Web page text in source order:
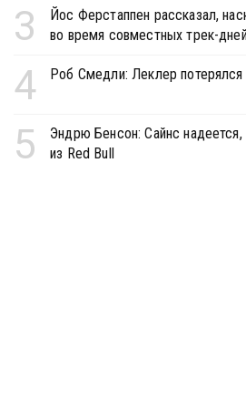
3
Йос Ферстаппен рассказал,
во время совместных трек-дней
4 Роб Смедли: Леклер
5
Эндрю Бенсон: Сайнс
из Red Bull